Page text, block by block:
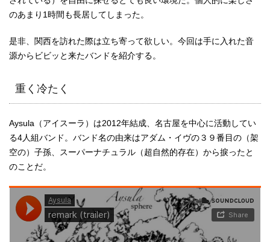
のあまり1時間も長居してしまった。
是非、関西を訪れた際は立ち寄って欲しい。今回は手に入れた音
源からビビッと来たバンドを紹介する。
重く冷たく
Aysula（アイスーラ）は2012年結成、名古屋を中心に活動してい
る4人組バンド。バンド名の由来はアダム・イヴの３９番目の（架
空の）子孫、スーパーナチュラル（超自然的存在）から捩ったと
のことだ。